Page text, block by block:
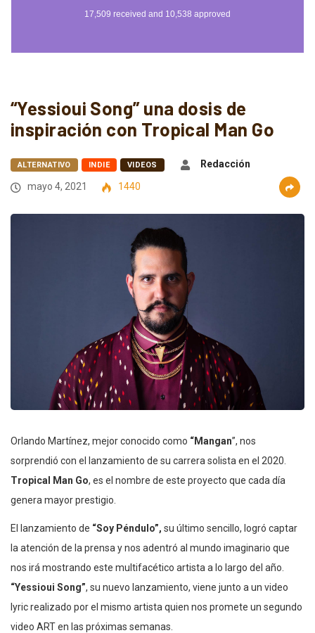
“Yessioui Song” una dosis de
inspiración con Tropical Man Go
ALTERNATIVO INDIE VIDEOS
Redacción
mayo 4, 2021
1440
Orlando Martínez, mejor conocido como “Mangan”, nos
sorprendió con el lanzamiento de su carrera solista en el 2020.
Tropical Man Go, es el nombre de este proyecto que cada día
genera mayor prestigio.
El lanzamiento de “Soy Péndulo”, su último sencillo, logró captar
la atención de la prensa y nos adentró al mundo imaginario que
nos irá mostrando este multifacético artista a lo largo del año.
“Yessioui Song”, su nuevo lanzamiento, viene junto a un video
lyric realizado por el mismo artista quien nos promete un segundo
video ART en las próximas semanas.